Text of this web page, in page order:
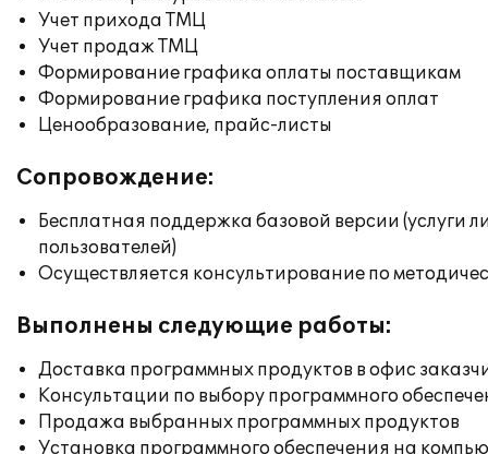
Учет прихода ТМЦ
Учет продаж ТМЦ
Формирование графика оплаты поставщикам
Формирование графика поступления оплат
Ценообразование, прайс-листы
Сопровождение:
Бесплатная поддержка базовой версии (услуги
пользователей)
Осуществляется консультирование по
Выполнены следующие работы:
Доставка программных продуктов в офис
Консультации по выбору программного
Продажа выбранных программных продуктов
Установка программного обеспечения на